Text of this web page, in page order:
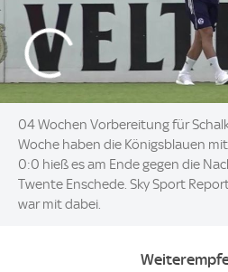
04 Wochen Vorbereitung für
Woche haben die Königsblauen
0:0 hieß es am Ende gegen die
Twente Enschede. Sky Sport
war mit dabei.